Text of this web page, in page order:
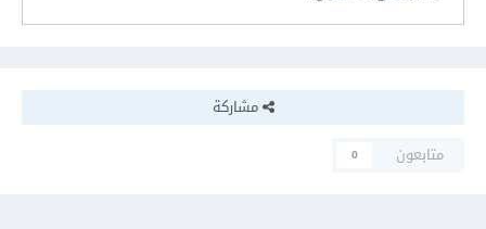
مشاركة
متابعون
0